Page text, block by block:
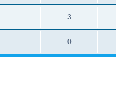
3
0